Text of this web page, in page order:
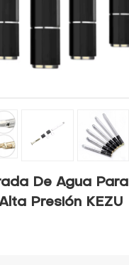
De Agua Para
Presión KEZU